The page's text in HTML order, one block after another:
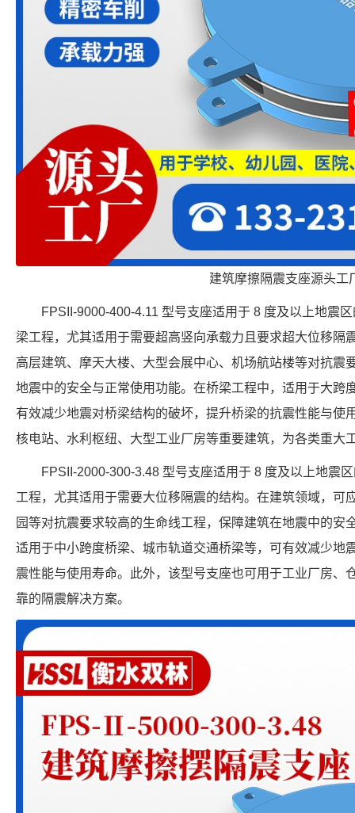
建筑摩擦隔震支座源头工
FPSII-9000-400-4.11 型号支座适用于 8 度及以上地震
梁工程，尤其适用于需要超高竖向承载力且要求超大位移隔
高层建筑、摩天大楼、大型会展中心、机场航站楼等对抗震
地震中的安全与正常使用功能。在桥梁工程中，适用于大跨
有效减少地震对桥梁结构的破坏，提升桥梁的抗震性能与使
核电站、水利枢纽、大型工业厂房等重要建筑，为各类重大
FPSII-2000-300-3.48 型号支座适用于 8 度及以上地震
工程，尤其适用于需要大位移隔震的结构。在建筑领域，可
园等对抗震要求较高的生命线工程，保障建筑在地震中的安
适用于中小跨度桥梁、城市轨道交通桥梁等，可有效减少地
震性能与使用寿命。此外，该型号支座也可用于工业厂房、
靠的隔震解决方案。